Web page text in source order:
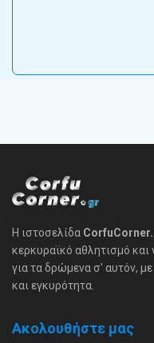
Η ιστοσελίδα
κερκυραϊκό αθλητισμό
για τα δρώμενα σ' αυτόν,
και εγκυρότητα.
Ακολουθήστε μας